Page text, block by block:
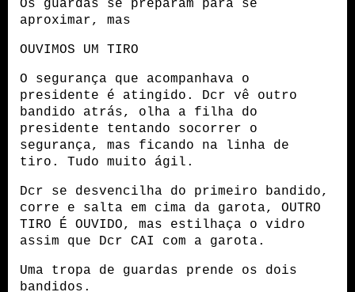
Os guardas se preparam para se
aproximar, mas
OUVIMOS UM TIRO
O segurança que acompanhava o
presidente é atingido. Dcr vê outro
bandido atrás, olha a filha do
presidente tentando socorrer o
segurança, mas ficando na linha de
tiro. Tudo muito ágil.
Dcr se desvencilha do primeiro bandido,
corre e salta em cima da garota, OUTRO
TIRO É OUVIDO, mas estilhaça o vidro
assim que Dcr CAI com a garota.
Uma tropa de guardas prende os dois
bandidos.